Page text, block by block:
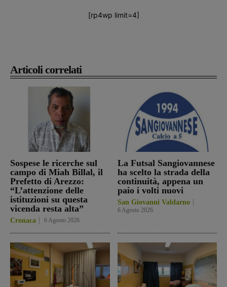
Articoli correlati
Sospese le ricerche sul
campo di Miah Billal, il
Prefetto di Arezzo:
“L’attenzione delle
istituzioni su questa
vicenda resta alta”
Cronaca 6 Agosto 2026
La Futsal Sangiovannese
ha scelto la strada della
continuità, appena un
paio i volti nuovi
San Giovanni Valdarno
6 Agosto 2026
[rp4wp limit=4]